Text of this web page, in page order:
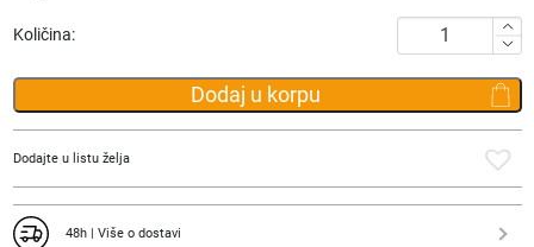
Količina:
Futrola
za
pasoš
tag
Avion,
Dodaj u korpu
Dodajte u listu želja
48h | Više o dostavi